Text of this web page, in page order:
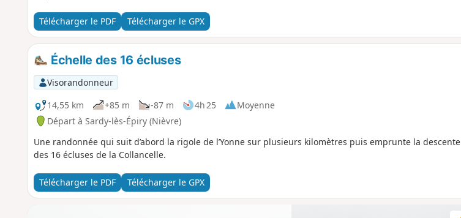
Télécharger le PDF Télécharger le GPX
Échelle des 16 écluses
Visorandonneur
14,55 km
+85 m -87 m 4h 25
Moyenne
Départ à Sardy-lès-Épiry (Nièvre)
Une randonnée qui suit d’abord la rigole de l’Yonne sur plusieurs kilomètres puis emprunte la descente
des 16 écluses de la Collancelle.
Télécharger le PDF Télécharger le GPX